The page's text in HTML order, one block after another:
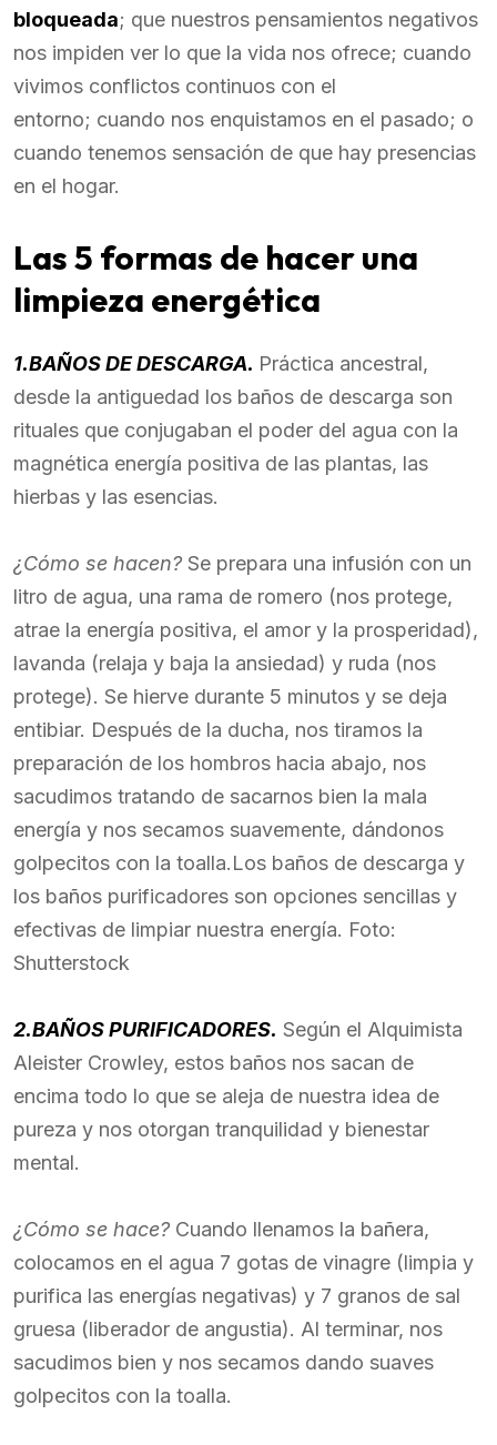
bloqueada; que nuestros pensamientos negativos
nos impiden ver lo que la vida nos ofrece; cuando
vivimos conflictos continuos con el
entorno; cuando nos enquistamos en el pasado; o
cuando tenemos sensación de que hay presencias
en el hogar.
Las 5 formas de hacer una
limpieza energética
1.BAÑOS DE DESCARGA. Práctica ancestral,
desde la antiguedad los baños de descarga son
rituales que conjugaban el poder del agua con la
magnética energía positiva de las plantas, las
hierbas y las esencias.
¿Cómo se hacen? Se prepara una infusión con un
litro de agua, una rama de romero (nos protege,
atrae la energía positiva, el amor y la prosperidad),
lavanda (relaja y baja la ansiedad) y ruda (nos
protege). Se hierve durante 5 minutos y se deja
entibiar. Después de la ducha, nos tiramos la
preparación de los hombros hacia abajo, nos
sacudimos tratando de sacarnos bien la mala
energía y nos secamos suavemente, dándonos
golpecitos con la toalla.Los baños de descarga y
los baños purificadores son opciones sencillas y
efectivas de limpiar nuestra energía. Foto:
Shutterstock
2.BAÑOS PURIFICADORES. Según el Alquimista
Aleister Crowley, estos baños nos sacan de
encima todo lo que se aleja de nuestra idea de
pureza y nos otorgan tranquilidad y bienestar
mental.
¿Cómo se hace? Cuando llenamos la bañera,
colocamos en el agua 7 gotas de vinagre (limpia y
purifica las energías negativas) y 7 granos de sal
gruesa (liberador de angustia). Al terminar, nos
sacudimos bien y nos secamos dando suaves
golpecitos con la toalla.